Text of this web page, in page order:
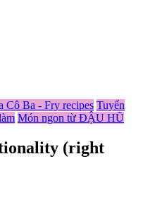
Cô Ba - Fry recipes Tuyển
Món ngon từ ĐẬU HŨ
(right